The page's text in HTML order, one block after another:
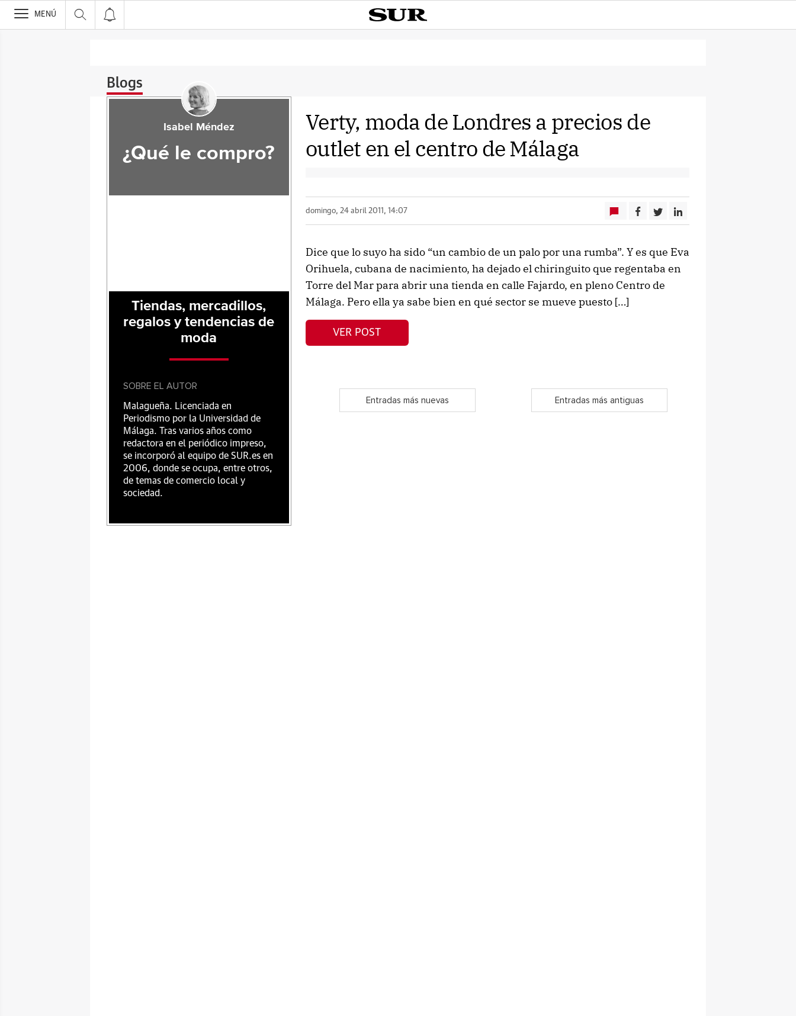
>
MENÚ
Blogs
Verty, moda de Londres a precios de
outlet en el centro de Málaga
domingo, 24 abril 2011, 14:07
Dice que lo suyo ha sido “un cambio de un palo por una rumba”. Y es que Eva
Orihuela, cubana de nacimiento, ha dejado el chiringuito que regentaba en
Torre del Mar para abrir una tienda en calle Fajardo, en pleno Centro de
Málaga. Pero ella ya sabe bien en qué sector se mueve puesto […]
VER POST
Entradas más nuevas Entradas más antiguas
Isabel Méndez
¿Qué le compro?
Tiendas, mercadillos,
regalos y tendencias de
moda
SOBRE EL AUTOR
Malagueña. Licenciada en
Periodismo por la Universidad de
Málaga. Tras varios años como
redactora en el periódico impreso,
se incorporó al equipo de SUR.es en
2006, donde se ocupa, entre otros,
de temas de comercio local y
sociedad.